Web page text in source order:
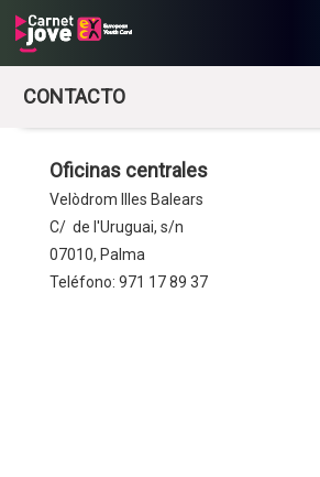
CONTACTO
Oficinas centrales
Velòdrom Illes Balears
C/ de l'Uruguai, s/n
07010, Palma
Teléfono: 971 17 89 37